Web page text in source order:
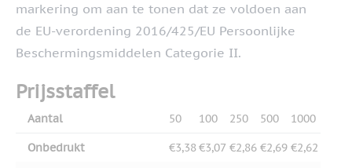
markering om aan te tonen dat ze voldoen aan
de EU-verordening 2016/425/EU Persoonlijke
Beschermingsmiddelen Categorie II.
Prijsstaffel
Aantal 50 100 250 500 1000
Onbedrukt €3,38 €3,07 €2,86 €2,69 €2,62